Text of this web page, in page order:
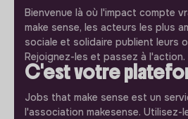
Bienvenue là où l'impact compte
make sense, les acteurs les plus
sociale et solidaire publient leurs
Rejoignez-les et passez à l'action.
C'est votre
Jobs that make sense est un
l'association makesense. Utilisez-